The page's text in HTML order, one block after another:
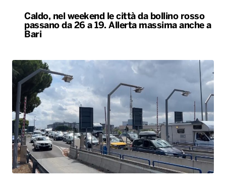
Caldo, nel weekend le città da bollino rosso
passano da 26 a 19. Allerta massima anche a
Bari